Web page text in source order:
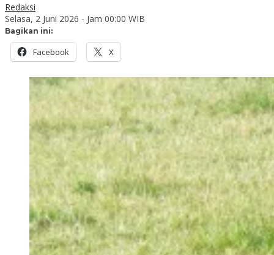
Redaksi
Selasa, 2 Juni 2026 - Jam 00:00 WIB
Bagikan ini:
Facebook X